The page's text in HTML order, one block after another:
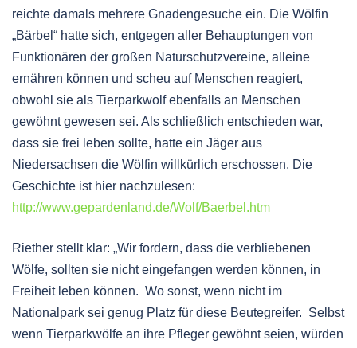
reichte damals mehrere Gnadengesuche ein. Die Wölfin
„Bärbel“ hatte sich, entgegen aller Behauptungen von
Funktionären der großen Naturschutzvereine, alleine
ernähren können und scheu auf Menschen reagiert,
obwohl sie als Tierparkwolf ebenfalls an Menschen
gewöhnt gewesen sei. Als schließlich entschieden war,
dass sie frei leben sollte, hatte ein Jäger aus
Niedersachsen die Wölfin willkürlich erschossen. Die
Geschichte ist hier nachzulesen:
http://www.gepardenland.de/Wolf/Baerbel.htm
Riether stellt klar: „Wir fordern, dass die verbliebenen
Wölfe, sollten sie nicht eingefangen werden können, in
Freiheit leben können. Wo sonst, wenn nicht im
Nationalpark sei genug Platz für diese Beutegreifer. Selbst
wenn Tierparkwölfe an ihre Pfleger gewöhnt seien, würden